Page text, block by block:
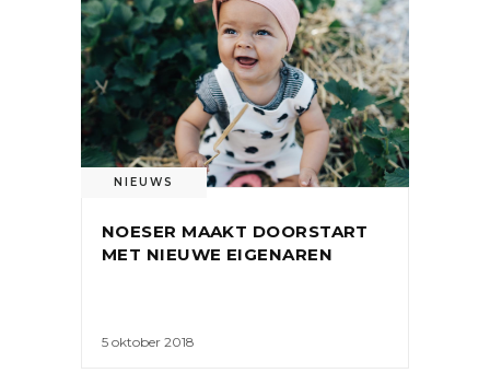
NIEUWS
NOESER MAAKT DOORSTART
MET NIEUWE EIGENAREN
5 oktober 2018